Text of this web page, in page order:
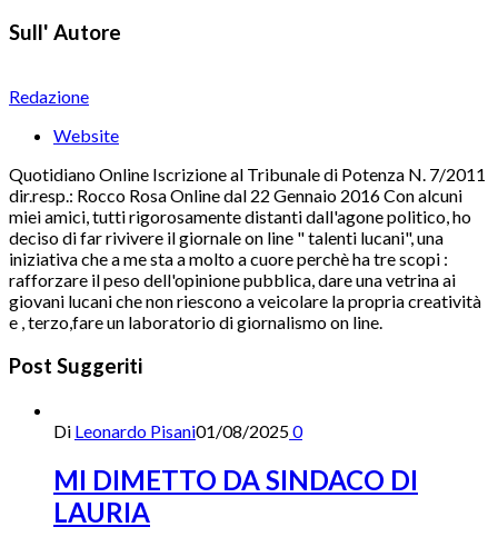
Sull' Autore
Redazione
Website
Quotidiano Online Iscrizione al Tribunale di Potenza N. 7/2011
dir.resp.: Rocco Rosa Online dal 22 Gennaio 2016 Con alcuni
miei amici, tutti rigorosamente distanti dall'agone politico, ho
deciso di far rivivere il giornale on line " talenti lucani", una
iniziativa che a me sta a molto a cuore perchè ha tre scopi :
rafforzare il peso dell'opinione pubblica, dare una vetrina ai
giovani lucani che non riescono a veicolare la propria creatività
e , terzo,fare un laboratorio di giornalismo on line.
Post Suggeriti
Di Leonardo Pisani01/08/20250
MI DIMETTO DA SINDACO DI
LAURIA